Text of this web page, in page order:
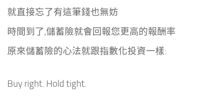
就直接忘了有這筆錢也無妨
時間到了,儲蓄險就會回報您更高的報酬率
原來儲蓄險的心法就跟指數化投資一樣:
Buy right. Hold tight.